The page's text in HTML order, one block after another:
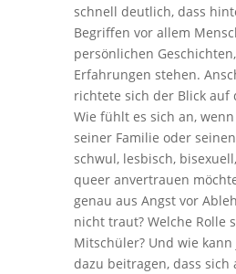
schnell deutlich, dass
Begriffen vor allem
persönlichen
Erfahrungen stehen.
richtete sich der Blick auf
Wie fühlt es sich an,
seiner Familie oder
schwul, lesbisch,
queer anvertrauen
genau aus Angst vor
nicht traut? Welche Rolle
Mitschüler? Und wie
dazu beitragen, dass sich